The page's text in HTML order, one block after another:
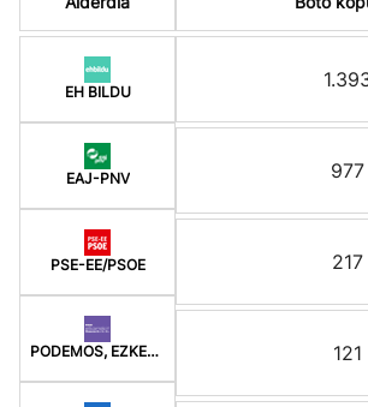
EH BILDU
EAJ-PNV
PSE-EE/PSOE
PODEMOS, EZKER ANITZ
977
217
121